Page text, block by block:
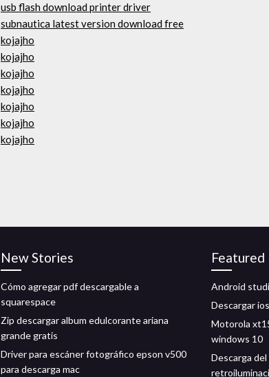
usb flash download printer driver
subnautica latest version download free
kojajho
kojajho
kojajho
kojajho
kojajho
kojajho
kojajho
New Stories
Cómo agregar pdf descargable a
squarespace
Zip descargar album edulcorante ariana
grande gratis
Driver para escáner fotográfico epson v500
para descarga mac
Featured
Android
Descargar
Motorola
windows 10
Descarga